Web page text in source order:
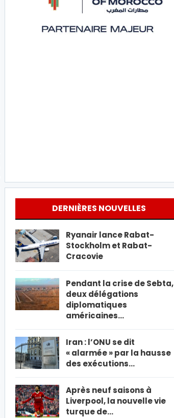
DERNIÈRES NOUVELLES
Ryanair lance Rabat-
Stockholm et Rabat-
Cracovie
Pendant la crise de Sebta,
deux délégations
diplomatiques
américaines…
Iran : l’ONU se dit
« alarmée » par la hausse
des exécutions…
Après neuf saisons à
Liverpool, la nouvelle vie
turque de…